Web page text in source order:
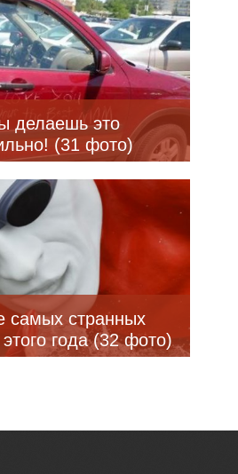
делаешь это
(31 фото)
самых странных
года (32 фото)